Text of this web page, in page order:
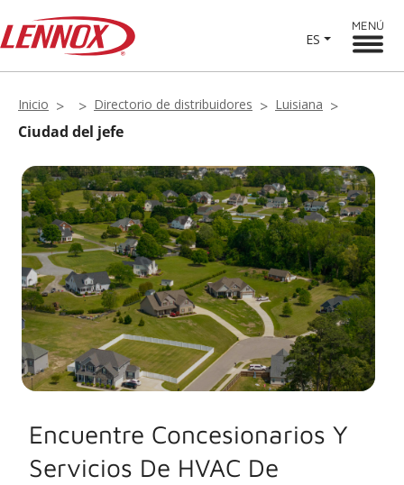
ES
MENÚ
Inicio Directorio de distribuidores Luisiana
Ciudad del jefe
Encuentre Concesionarios Y
Servicios De HVAC De